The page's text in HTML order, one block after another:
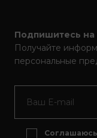
Подпишитесь на
Получайте
персональные